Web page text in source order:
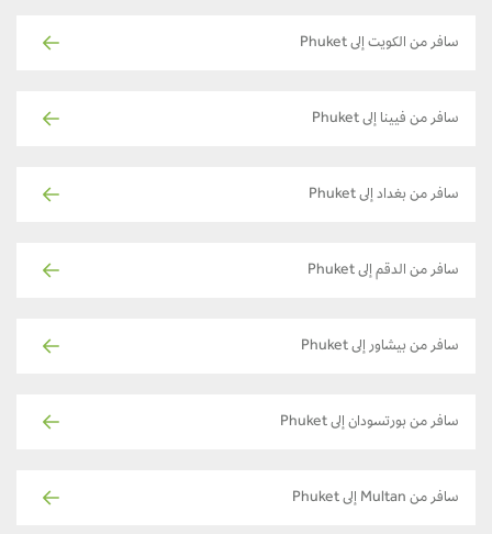
سافر من الكويت إلى Phuket
سافر من فيينا إلى Phuket
سافر من بغداد إلى Phuket
سافر من الدقم إلى Phuket
سافر من بيشاور إلى Phuket
سافر من بورتسودان إلى Phuket
سافر من Multan إلى Phuket